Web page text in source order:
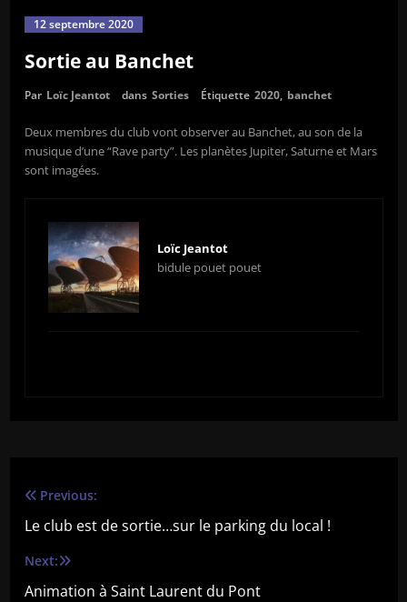
12 septembre 2020
Sortie au Banchet
Par Loïc Jeantot dans Sorties Étiquette 2020, banchet
Deux membres du club vont observer au Banchet, au son de la
musique d’une “Rave party”. Les planètes Jupiter, Saturne et Mars
sont imagées.
Loïc Jeantot
bidule pouet pouet
Navigation
de
l’article
Previous:
Le club est de sortie…sur le parking du local !
Next:
Animation à Saint Laurent du Pont